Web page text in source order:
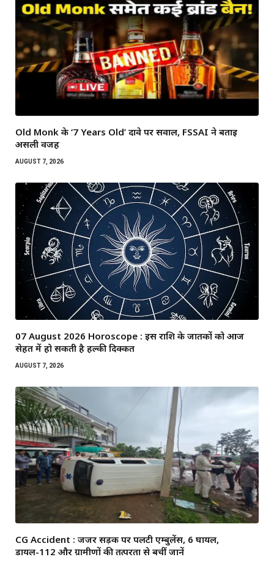
Old Monk के ‘7 Years Old’ दावे पर सवाल, FSSAI ने बताई
असली वजह
AUGUST 7, 2026
07 August 2026 Horoscope : इस राशि के जातकों को आज
सेहत में हो सकती है हल्की दिक्कत
AUGUST 7, 2026
CG Accident : जर्जर सड़क पर पलटी एम्बुलेंस, 6 घायल,
डायल-112 और ग्रामीणों की तत्परता से बचीं जानें